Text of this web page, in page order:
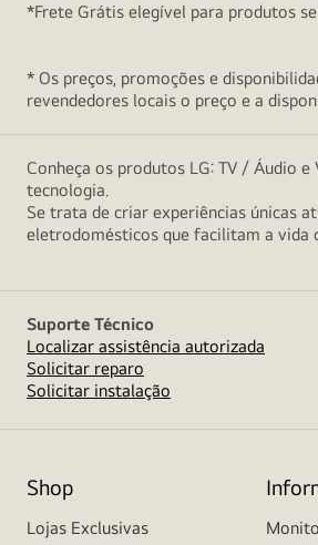
*Frete Grátis elegível para produtos
* Os preços, promoções e
revendedores locais o preço e a
Conheça os produtos LG: TV / Áudio
tecnologia.
Se trata de criar experiências únicas
eletrodomésticos que facilitam a vida
Suporte Técnico
Localizar assistência autorizada
Solicitar reparo
Solicitar instalação
Shop
Lojas Exclusivas